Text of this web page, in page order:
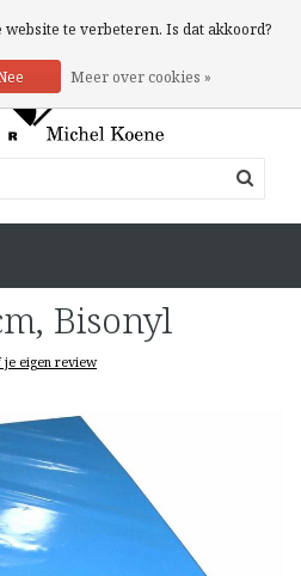
0 Artikelen
Bisonyl
je eigen review
te verbeteren. Is dat akkoord?
Meer over cookies »